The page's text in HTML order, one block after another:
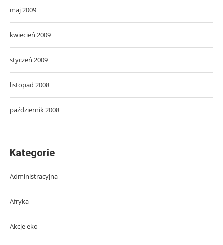
maj 2009
kwiecień 2009
styczeń 2009
listopad 2008
październik 2008
Kategorie
Administracyjna
Afryka
Akcje eko